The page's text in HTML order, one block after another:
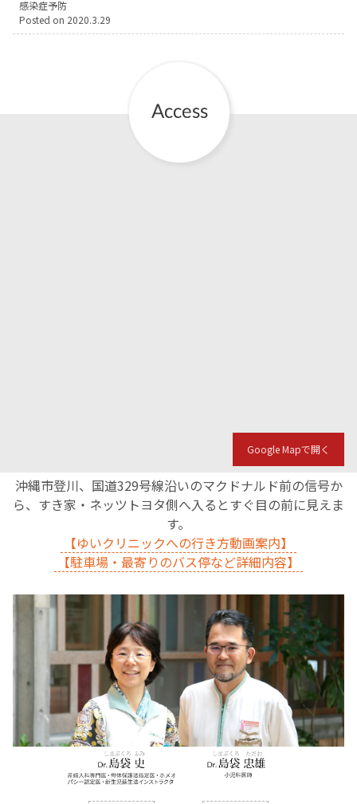
感染症予防
Posted on 2020.3.29
Google Mapで開く
沖縄市登川、国道329号線沿いのマクドナルド前の信号か
ら、すき家・ネッツトヨタ側へ入るとすぐ目の前に見えま
す。
【ゆいクリニックへの行き方動画案内】
【駐車場・最寄りのバス停など詳細内容】